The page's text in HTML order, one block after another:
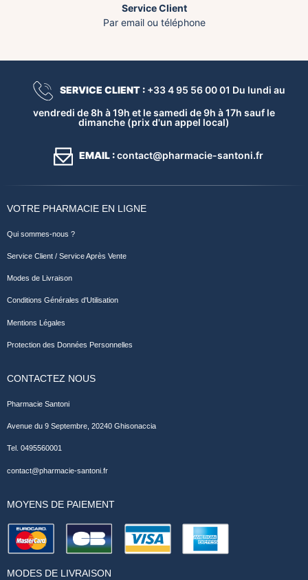
Service Client
Par email ou téléphone
SERVICE CLIENT :+33 4 95 56 00 01 Du lundi au
vendredi de 8h à 19h et le samedi de 9h à 17h sauf le
dimanche (prix d'un appel local)
EMAIL :contact@pharmacie-santoni.fr
VOTRE PHARMACIE EN LIGNE
Qui sommes-nous ?
Service Client / Service Après Vente
Modes de Livraison
Conditions Générales d'Utilisation
Mentions Légales
Protection des Données Personnelles
CONTACTEZ NOUS
Pharmacie Santoni
Avenue du 9 Septembre, 20240 Ghisonaccia
Tel. 0495560001
contact@pharmacie-santoni.fr
MOYENS DE PAIEMENT
MODES DE LIVRAISON